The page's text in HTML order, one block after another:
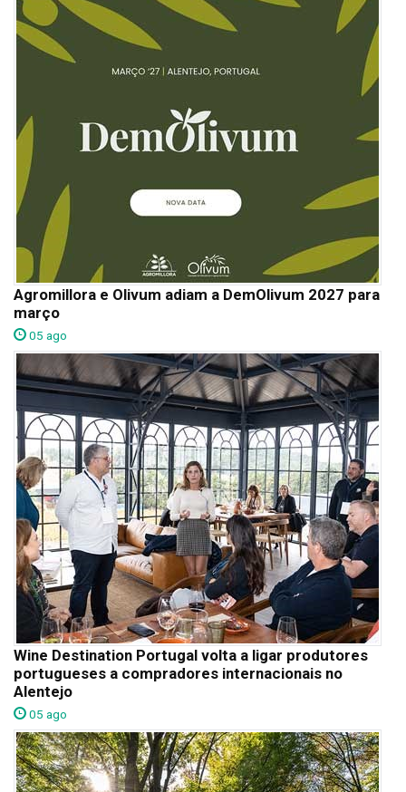
Agromillora e Olivum adiam a DemOlivum 2027 para
março
05 ago
Wine Destination Portugal volta a ligar produtores
portugueses a compradores internacionais no
Alentejo
05 ago